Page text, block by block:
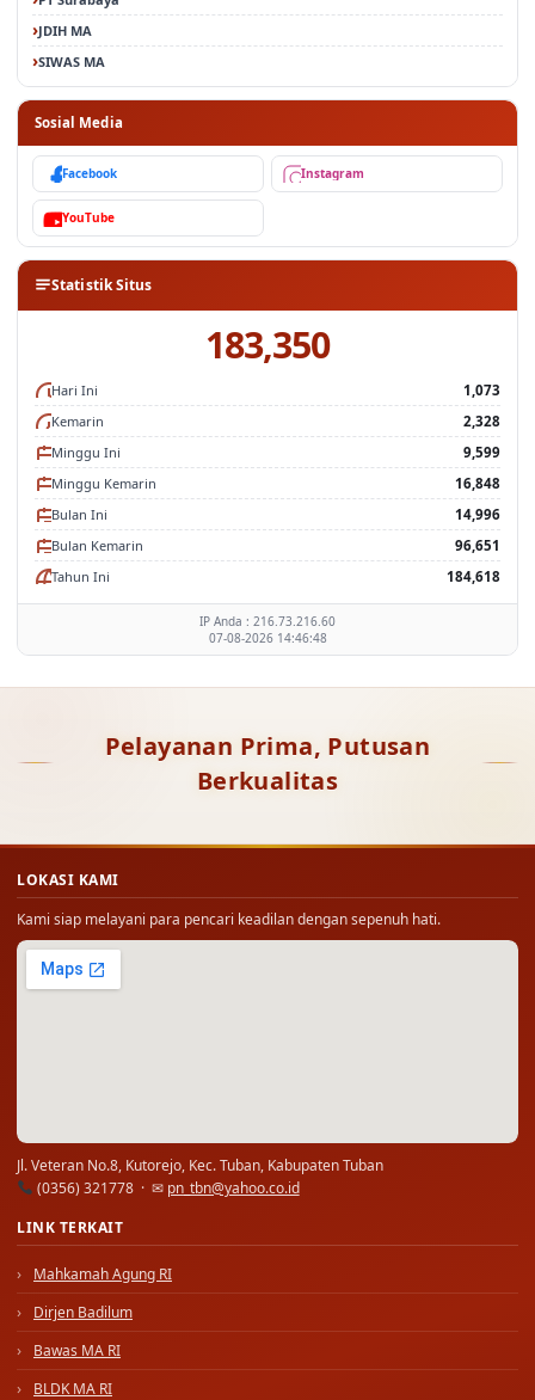
JDIH MA
SIWAS MA
Sosial Media
Facebook Instagram
YouTube
Statistik Situs
183,350
Hari Ini
1,073
Kemarin
2,328
Minggu Ini
9,599
Minggu Kemarin
16,848
Bulan Ini
14,996
Bulan Kemarin
96,651
Tahun Ini
184,618
IP Anda : 216.73.216.60
07-08-2026 14:46:48
Pelayanan Prima, Putusan
Berkualitas
LOKASI KAMI
Kami siap melayani para pencari keadilan dengan sepenuh hati.
Jl. Veteran No.8, Kutorejo, Kec. Tuban, Kabupaten Tuban
(0356) 321778 · ✉ pn_tbn@yahoo.co.id
LINK TERKAIT
Mahkamah Agung RI
Dirjen Badilum
Bawas MA RI
BLDK MA RI